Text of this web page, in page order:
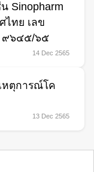
Sinopharm
ไทย เลข
๙๖๔๕/๖๕
14 Dec 2565
หตุการณ์โค
13 Dec 2565